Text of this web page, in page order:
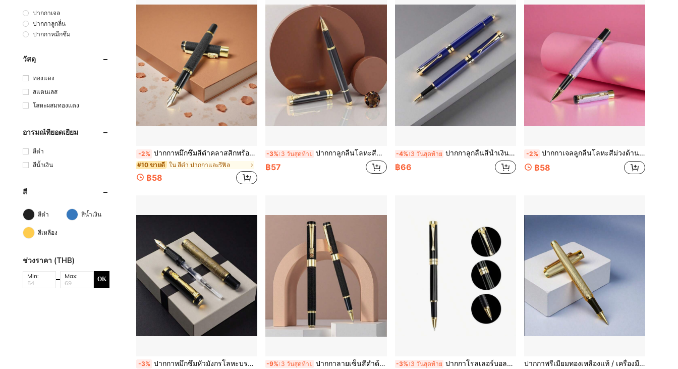
ปากกาเจล
ปากกาลูกลื่น
ปากกาหมึกซึม
วัสดุ
ทองแดง
สแตนเลส
โลหะผสมทองแดง
อารมณ์ที่ยอดเยี่ยม
สีดำ
สีน้ำเงิน
สี
สีดำ สีน้ำเงิน
สีเหลือง
ช่วงราคา (THB)
Min: Max: OK
-2% ปากกาหมึกซึมสีดำคลาสสิกพร้อมก๊อกน้ำ/ฝึกเขียนพู่กัน/สองวิธีการใช้งาน: ดูดหมึกหรือตลับหมึก/เหมาะสำหรับปากกาเซ็นสำนักงานธุรกิจและปากกาฝึกเขียนพู่กันนักเรียน/ตลับหมึกแบบเปลี่ยนได้
#10 ขายดี ใน สีดำ ปากกาและรีฟิล
฿58
-3% 3 วันสุดท้าย ปากกาลูกลื่นโลหะสีดำพรีเมียม 1 ด้าม (เติมหมึกได้) / ปากกาเซ็นชื่อสไตล์มินิมอลสำหรับธุรกิจ - ประสิทธิภาพการเขียนที่ราบรื่น / ของขวัญบริษัทที่เหมาะสมสำหรับเพื่อนร่วมงานและลูกค้า / เหมาะสำหรับการใช้งานในสำนักงานและนักเรียน
฿57
-4% 3 วันสุดท้าย ปากกาลูกลื่นสีน้ำเงินสำหรับผู้บริหารระดับสูง/ปากกาลูกลื่นโลหะหนัก/หมึกสีน้ำเงิน/ดำระดับพรีเมียม - เขียนลื่น/ของขวัญสำหรับนักธุรกิจและบริษัท/บรรยากาศสำนักงานขั้นสุดยอดและของขวัญสำหรับผู้ชาย/ปากกาเขียนบันทึกและเซ็นชื่อที่ขายดีที่สุด
฿66
-2% ปากกาเจลลูกลื่นโลหะสีม่วงด้าน 1 ด้าม พร้อมคลิปหัวมังกร / เขียนลื่น – ปลาย 0.5 มม. / ปากกาเจลสำนักงานสไตล์เก๋ / เหมาะสำหรับใช้ในสำนักงานและนักเรียน; ผิวด้าน, เติมหมึกได้; ตัวเลือกของขวัญที่ดีสำหรับผู้หญิง, กลับไปโรงเรียน
฿58
-3% ปากกาหมึกซึมหัวมังกรโลหะบรอนซ์สไตล์โบราณ 1 ด้าม / ปากกาคัดลายมือหัวเข็มสไตล์จีนวินเทจ (รวมตลับหมึกและตัวแปลง) / ของขวัญธุรกิจที่เหมาะสมสำหรับมืออาชีพ / เหมาะสำหรับการเซ็นสัญญาธุรกิจ -9% 3 วันสุดท้าย ปากกาลายเซ็นสีดำด้านระดับไฮเอนด์/ปากกาลูกลื่นเขียนลื่นสบายมือ/สำหรับนักธุรกิจ ผู้หญิง มืออาชีพ และของขวัญองค์กร/ปากกาผู้บริหารหรูหรา/สำหรับใช้ในสำนักงาน บ้าน และโรงเรียน/ไส้ปากกาเปลี่ยนได้
-3% 3 วันสุดท้าย ปากกาโรลเลอร์บอลโลหะสีดำคลาสสิก / ปากกาเจลโลหะสีดำเขียนลื่น (0.5 มม. เติมหมึกได้) - ปากกาธุรกิจมินิมอล; เหมาะสำหรับสำนักงานและการศึกษา; ปากกาเซ็นชื่อที่หรูหรา; เหมาะสำหรับมืออาชีพ., กลับไปโรงเรียน
ปากกาพรีเมียมทองเหลืองแท้ / เครื่องมือเขียนแบบมินิมอล – เขียนลื่น / เหมาะสำหรับนักเรียนและโต๊ะทำงาน / ของขวัญที่ประณีตพร้อมไส้ที่เปลี่ยนได้ / ปากกาของขวัญสไตล์จีนมินิมอล., กลับไปโรงเรียน